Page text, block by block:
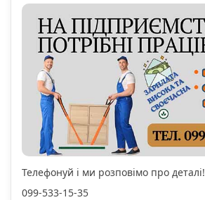
Телефонуй і ми розповімо про деталі!
099-533-15-35